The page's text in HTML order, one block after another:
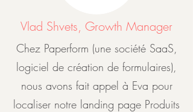
Vlad Shvets, Growth Manager
Chez Paperform (une société SaaS,
logiciel de création de formulaires),
nous avons fait appel à Eva pour
localiser notre landing page Produits